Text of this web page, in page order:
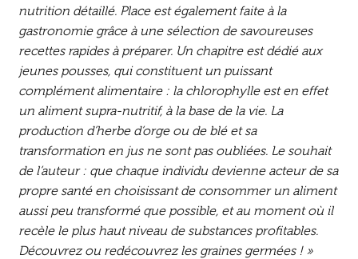
nutrition détaillé. Place est également faite à la
gastronomie grâce à une sélection de savoureuses
recettes rapides à préparer. Un chapitre est dédié aux
jeunes pousses, qui constituent un puissant
complément alimentaire : la chlorophylle est en effet
un aliment supra-nutritif, à la base de la vie. La
production d’herbe d’orge ou de blé et sa
transformation en jus ne sont pas oubliées. Le souhait
de l’auteur : que chaque individu devienne acteur de sa
propre santé en choisissant de consommer un aliment
aussi peu transformé que possible, et au moment où il
recèle le plus haut niveau de substances profitables.
Découvrez ou redécouvrez les graines germées ! »